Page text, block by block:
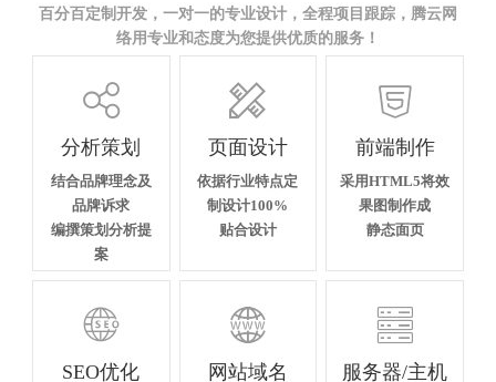
百分百定制开发，一对一的专业设计，全程项目跟踪，腾云网
络用专业和态度为您提供优质的服务！

分析策划
结合品牌理念及
品牌诉求
编撰策划分析提
案

页面设计
依据行业特点定
制设计100%
贴合设计

前端制作
采用HTML5将效
果图制作成
静态面页

SEO优化

网站域名

服务器/主机